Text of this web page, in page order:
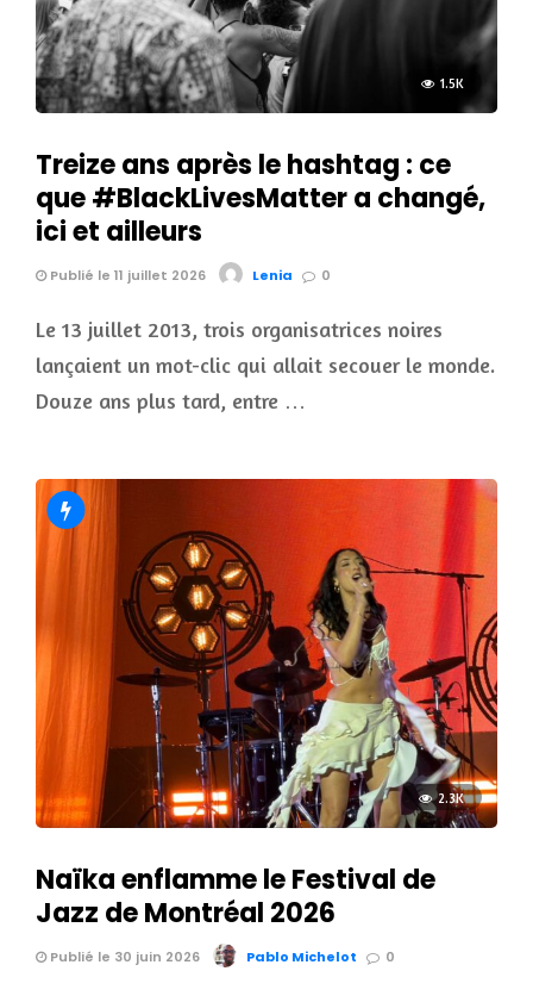
1.5K
Treize ans après le hashtag : ce
que #BlackLivesMatter a changé,
ici et ailleurs
Publié le 11 juillet 2026 Lenia 0
Le 13 juillet 2013, trois organisatrices noires
lançaient un mot-clic qui allait secouer le monde.
Douze ans plus tard, entre …
2.3K
Naïka enflamme le Festival de
Jazz de Montréal 2026
Publié le 30 juin 2026 Pablo Michelot 0